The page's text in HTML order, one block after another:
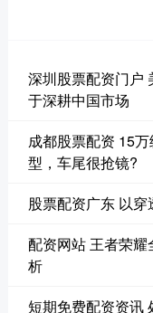
深圳股票配资门户
于深耕中国市场
成都股票配资 15
型，车尾很抢镜?
股票配资广东 以
配资网站 王者荣耀
析
短期免费配资资讯